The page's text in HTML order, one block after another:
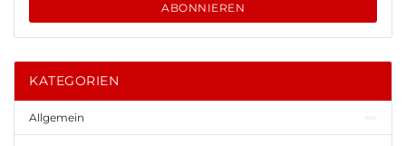
ABONNIEREN
KATEGORIEN
Allgemein